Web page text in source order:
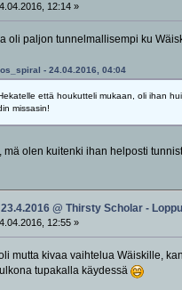
12:14 »
oli paljon tunnelmallisempi ku
- 24.04.2016, 04:04
että houkutteli mukaan, oli ihan
missasin!
mä olen kuitenki ihan helposti
@ Thirsty Scholar -
12:55 »
mutta kivaa vaihtelua Wäiskille,
tupakalla käydessä